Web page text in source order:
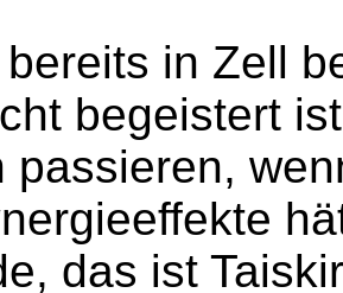
in Zell
begeistert
passieren,
das ist